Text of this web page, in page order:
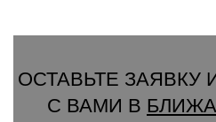
ОСТАВЬТЕ
С ВАМИ В